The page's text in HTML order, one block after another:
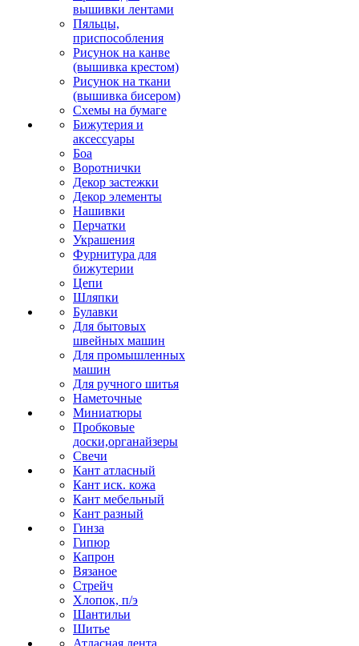
вышивки лентами
Пяльцы,
приспособления
Рисунок на канве
(вышивка крестом)
Рисунок на ткани
(вышивка бисером)
Схемы на бумаге
Бижутерия и
аксессуары
Боа
Воротнички
Декор застежки
Декор элементы
Нашивки
Перчатки
Украшения
Фурнитура для
бижутерии
Цепи
Шляпки
Булавки
Для бытовых
швейных машин
Для промышленных
машин
Для ручного шитья
Наметочные
Миниатюры
Пробковые
доски,органайзеры
Свечи
Кант атласный
Кант иск. кожа
Кант мебельный
Кант разный
Гинза
Гипюр
Капрон
Вязаное
Стрейч
Хлопок, п/э
Шантильи
Шитье
Атласная лента